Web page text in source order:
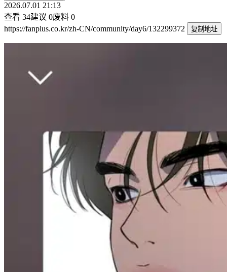
2026.07.01 21:13
查看 34建议 0废料 0
https://fanplus.co.kr/zh-CN/community/day6/132299372
复制地址